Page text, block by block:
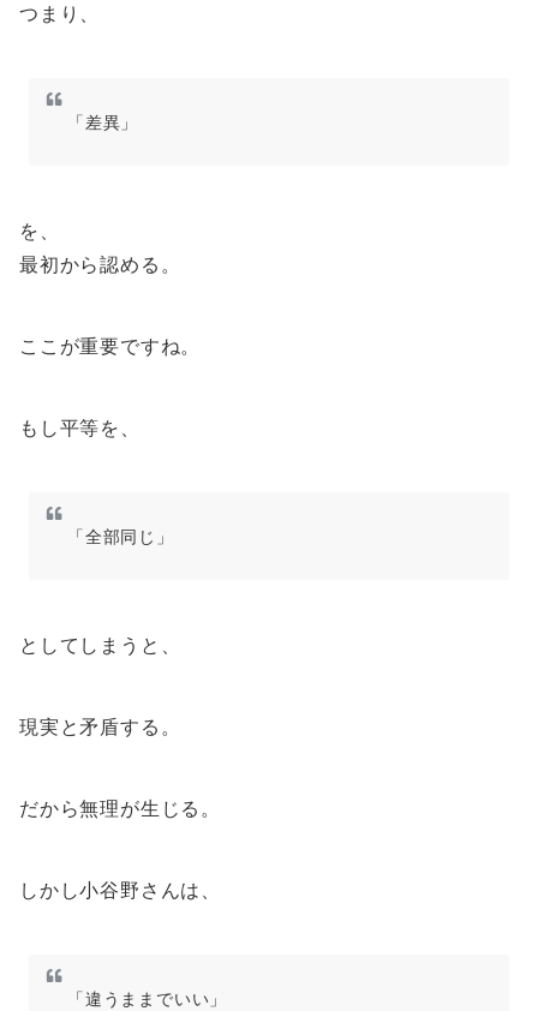
つまり、
「差異」
を、
最初から認める。
ここが重要ですね。
もし平等を、
「全部同じ」
としてしまうと、
現実と矛盾する。
だから無理が生じる。
しかし小谷野さんは、
「違うままでいい」